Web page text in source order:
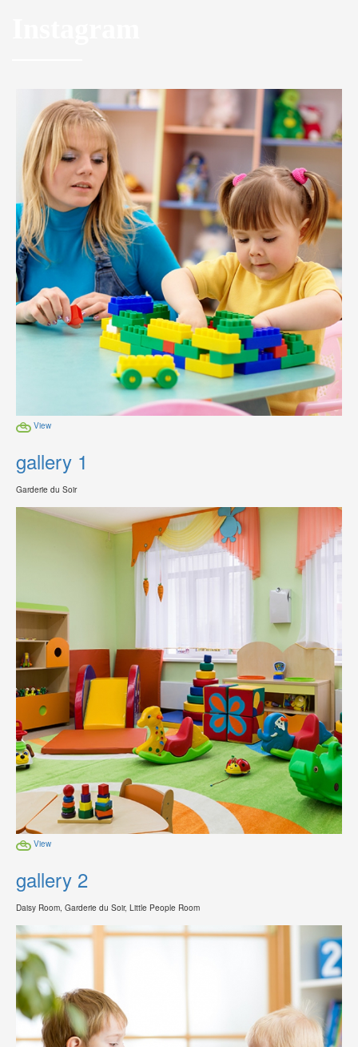
View
gallery 1
Garderie du Soir
View
gallery 2
Daisy Room, Garderie du Soir, Little People Room